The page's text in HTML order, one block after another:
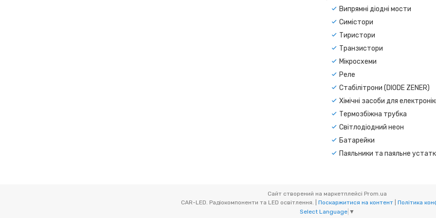
Випрямні діодні мости
Симістори
Тиристори
Транзистори
Мікросхеми
Реле
Стабілітрони (DIODE ZENER)
Хімічні засоби для
Термозбіжна трубка
Світлодіодний неон
Батарейки
Паяльники та паяльне
Сайт створений на маркетплейсі Prom.ua
Поскаржитися на контент
Політика
Select Language ▼